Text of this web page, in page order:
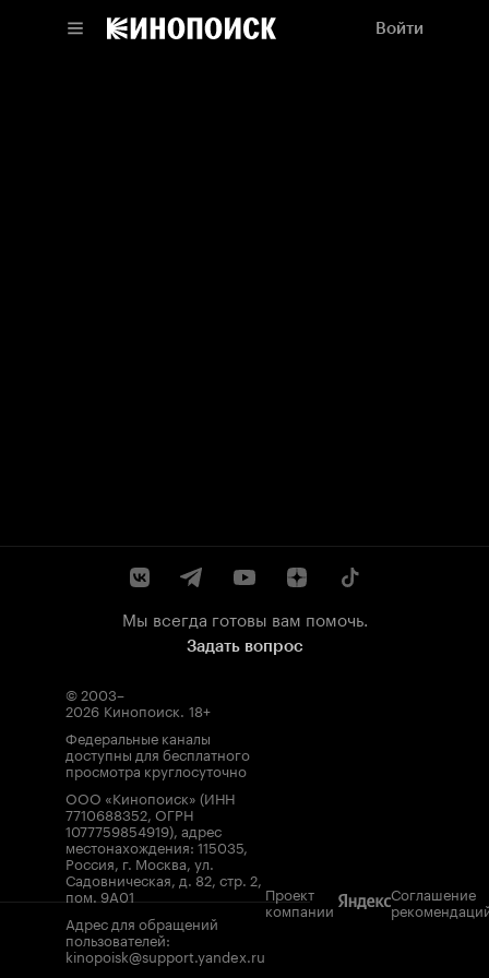
Войти
Мы всегда готовы вам помочь.
Задать вопрос
© 2003–
2026 Кинопоиск. 18+
Федеральные каналы
доступны для бесплатного
просмотра круглосуточно
ООО «Кинопоиск» (ИНН
7710688352, ОГРН
1077759854919), адрес
местонахождения: 115035,
Россия, г. Москва, ул.
Садовническая, д. 82, стр. 2,
пом. 9А01
Адрес для обращений
пользователей:
kinopoisk@support.yandex.ru
Проект
компании
Соглашение